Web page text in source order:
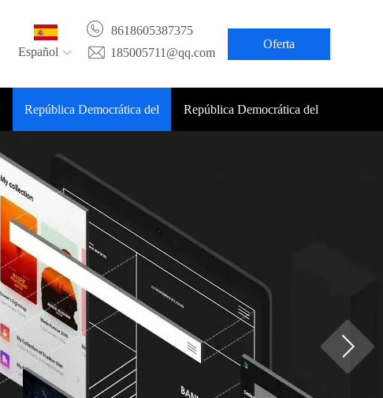
Español
8618605387375
185005711@qq.com
Oferta
República Democrática del
Congo Noticias
República Democrática del